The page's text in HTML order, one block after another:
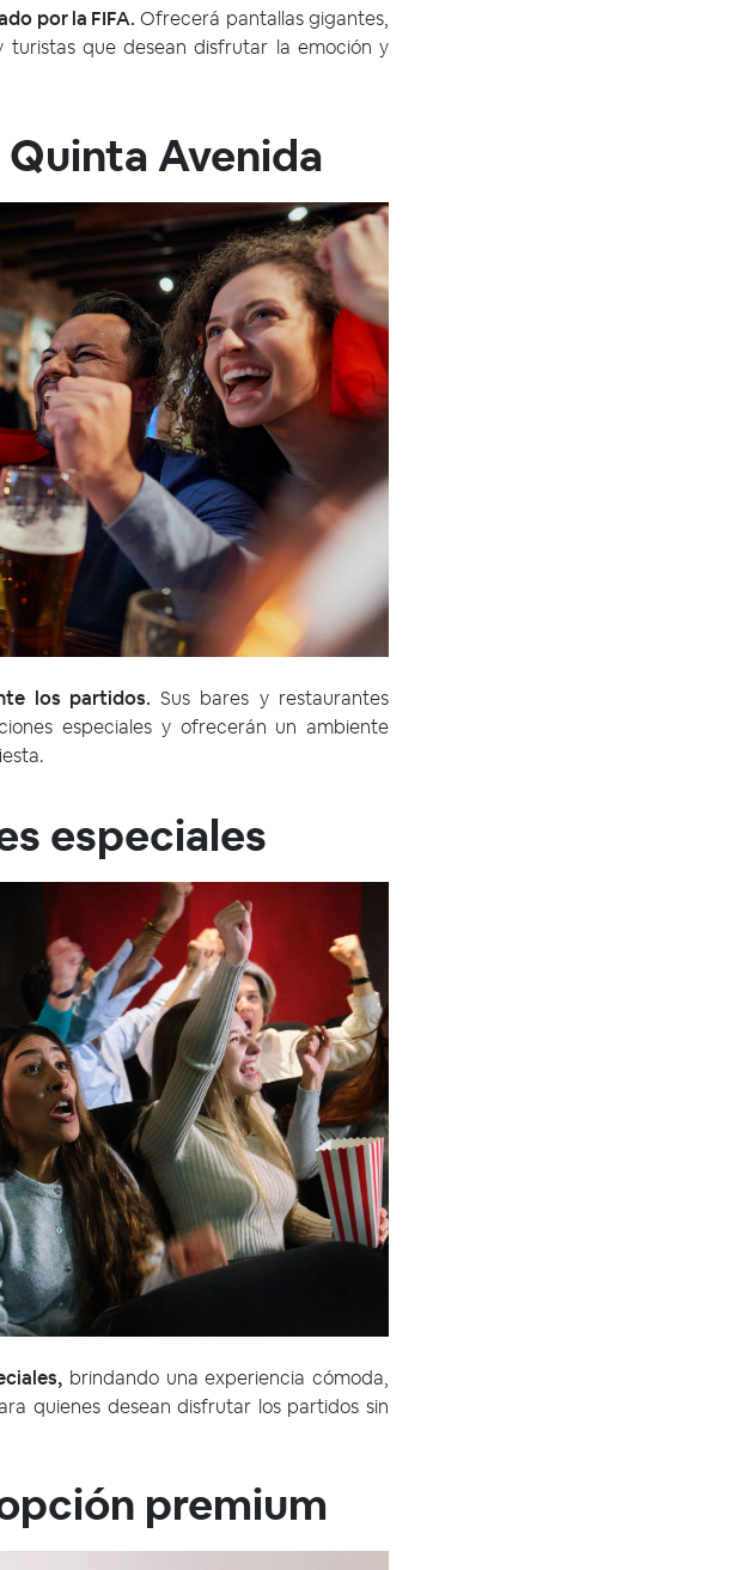
por la FIFA. Ofrecerá pantallas gigantes,
que desean disfrutar la emoción y
Avenida
los partidos. Sus bares y restaurantes
especiales y ofrecerán un ambiente
especiales
brindando una experiencia cómoda,
quienes desean disfrutar los partidos sin
premium